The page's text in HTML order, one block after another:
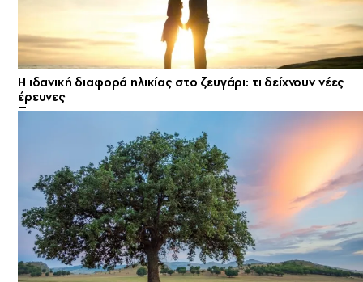
Η ιδανική διαφορά ηλικίας στο ζευγάρι: τι δείχνουν νέες
έρευνες